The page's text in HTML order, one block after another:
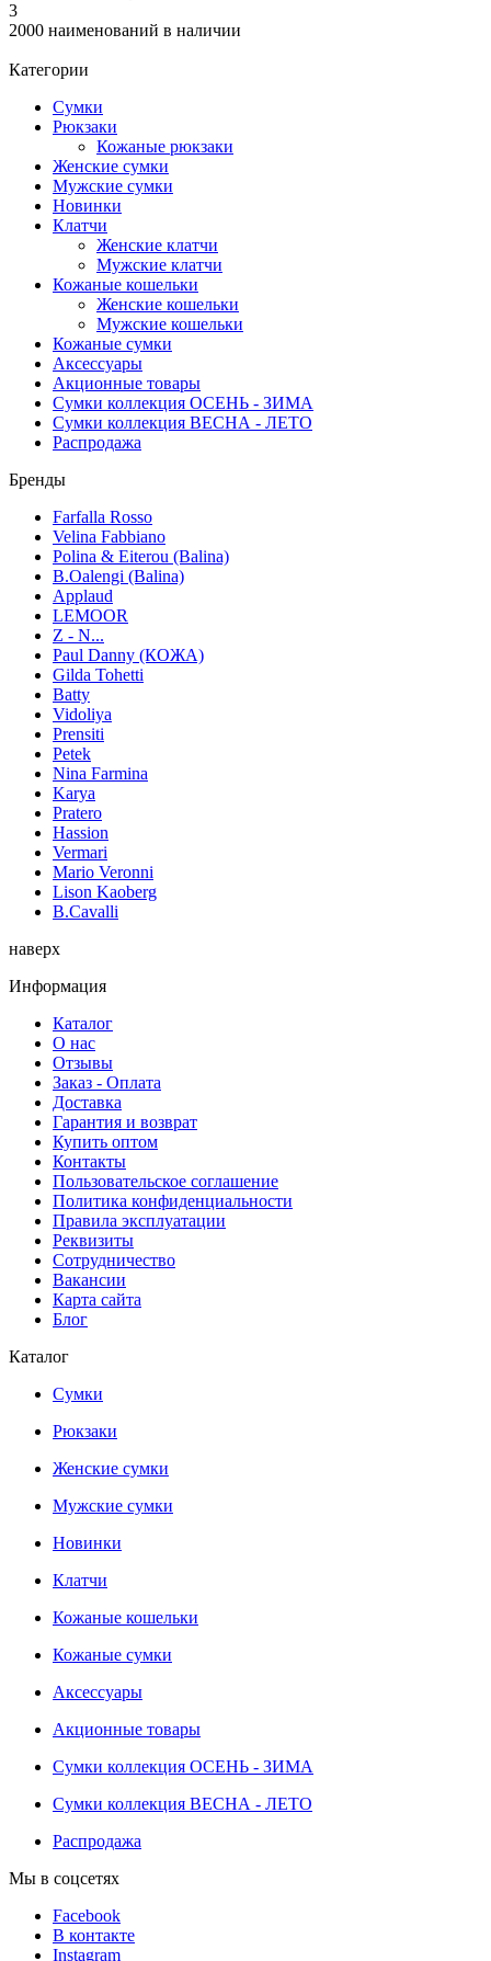
3
2000 наименований в наличии
Категории
Сумки
Рюкзаки
Кожаные рюкзаки
Женские сумки
Мужские сумки
Новинки
Клатчи
Женские клатчи
Мужские клатчи
Кожаные кошельки
Женские кошельки
Мужские кошельки
Кожаные сумки
Аксессуары
Акционные товары
Сумки коллекция ОСЕНЬ - ЗИМА
Сумки коллекция ВЕСНА - ЛЕТО
Распродажа
Бренды
Farfalla Rosso
Velina Fabbiano
Polina & Eiterou (Balina)
B.Oalengi (Balina)
Applaud
LEMOOR
Z - N...
Paul Danny (КОЖА)
Gilda Tohetti
Batty
Vidoliya
Prensiti
Petek
Nina Farmina
Karya
Pratero
Hassion
Vermari
Mario Veronni
Lison Kaoberg
B.Cavalli
наверх
Информация
Каталог
О нас
Отзывы
Заказ - Оплата
Доставка
Гарантия и возврат
Купить оптом
Контакты
Пользовательское соглашение
Политика конфиденциальности
Правила эксплуатации
Реквизиты
Сотрудничество
Вакансии
Карта сайта
Блог
Каталог
Сумки
Рюкзаки
Женские сумки
Мужские сумки
Новинки
Клатчи
Кожаные кошельки
Кожаные сумки
Аксессуары
Акционные товары
Сумки коллекция ОСЕНЬ - ЗИМА
Сумки коллекция ВЕСНА - ЛЕТО
Распродажа
Мы в соцсетях
Facebook
В контакте
Instagram